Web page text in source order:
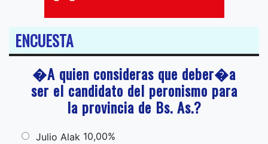
ENCUESTA
�A quien consideras que deber�a
ser el candidato del peronismo para
la provincia de Bs. As.?
Julio Alak 10,00%